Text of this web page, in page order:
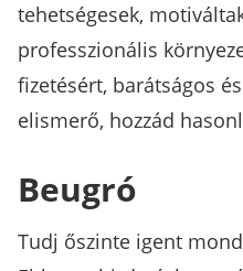
tehetségesek,
professzionális
fizetésért, barátságos
elismerő, hozzád
Beugró
Tudj őszinte igent